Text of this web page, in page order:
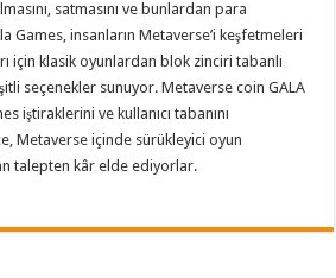
satmasını ve bunlardan para
Games, insanların Metaverse’i keşfetmeleri
için klasik oyunlardan blok zinciri tabanlı
seçenekler sunuyor. Metaverse coin GALA
iştiraklerini ve kullanıcı tabanını
Metaverse içinde sürükleyici oyun
talepten kâr elde ediyorlar.